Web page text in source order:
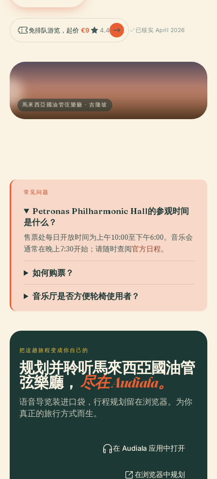
免排队游览，起价 €9 4.4 已核实 April 2026
馬來西亞國油管弦樂廳 · 吉隆坡
常见问题
Petronas Philharmonic Hall的参观时间
是什么？
售票处每日开放时间为上午10:00至下午6:00。音乐会
通常在晚上7:30开始；请随时查阅官方日程。
如何购票？
音乐厅是否方便轮椅使用者？
把这趟旅程变成你自己的
规划并聆听馬來西亞國油管
弦樂廳，尽在 Audiala。
语音导览装进口袋，行程规划留在浏览器。为你
真正的旅行方式而生。
在 Audiala 应用中打开
在浏览器中规划